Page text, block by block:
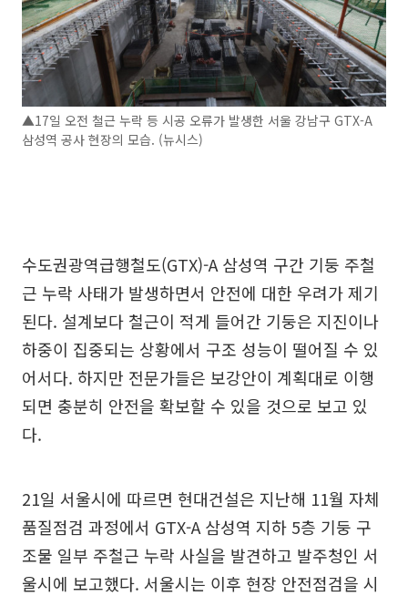
▲17일 오전 철근 누락 등 시공 오류가 발생한 서울 강남구 GTX-A
삼성역 공사 현장의 모습. (뉴시스)
수도권광역급행철도(GTX)-A 삼성역 구간 기둥 주철
근 누락 사태가 발생하면서 안전에 대한 우려가 제기
된다. 설계보다 철근이 적게 들어간 기둥은 지진이나
하중이 집중되는 상황에서 구조 성능이 떨어질 수 있
어서다. 하지만 전문가들은 보강안이 계획대로 이행
되면 충분히 안전을 확보할 수 있을 것으로 보고 있
다.
21일 서울시에 따르면 현대건설은 지난해 11월 자체
품질점검 과정에서 GTX-A 삼성역 지하 5층 기둥 구
조물 일부 주철근 누락 사실을 발견하고 발주청인 서
울시에 보고했다. 서울시는 이후 현장 안전점검을 시